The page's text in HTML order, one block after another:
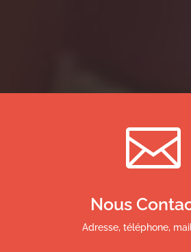

Nous
Adresse, téléphone,